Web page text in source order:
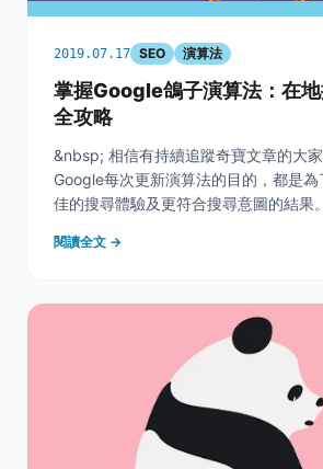
2019.07.17 SEO 演算法
掌握Google鴿子演算法：在
全攻略
&nbsp; 相信有持續追蹤奇寶文章的大
Google每次更新演算法的目的，都是
佳的搜尋體驗及更符合搜尋意圖的結果
了很重要的角色，舉例來說： 當使用者
閱讀全文 →